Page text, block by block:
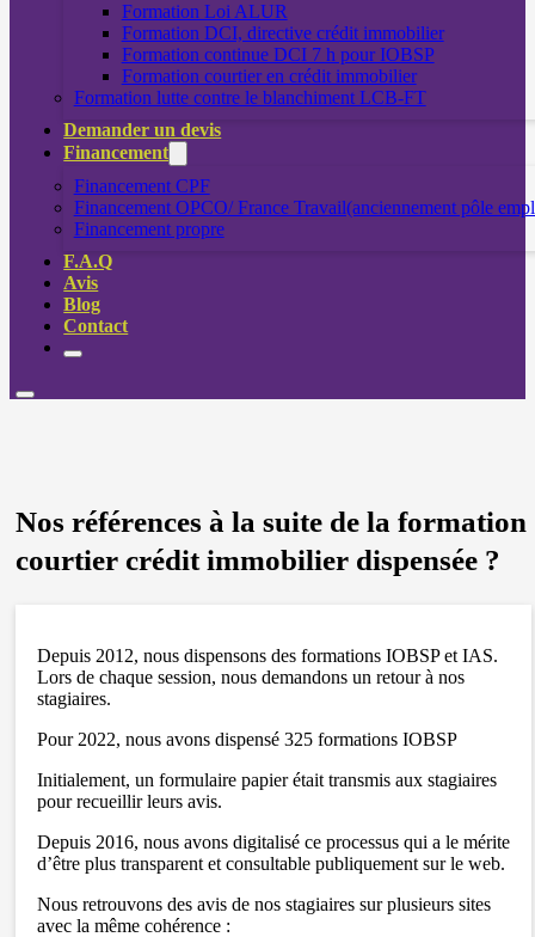
Formation Loi ALUR
Formation DCI, directive crédit immobilier
Formation continue DCI 7 h pour IOBSP
Formation courtier en crédit immobilier
Formation lutte contre le blanchiment LCB-FT
Demander un devis
Financement
Financement CPF
Financement OPCO/ France Travail(anciennement pôle
Financement propre
F.A.Q
Avis
Blog
Contact
Nos références à la suite de la formation
courtier crédit immobilier dispensée ?
Depuis 2012, nous dispensons des formations IOBSP et IAS.
Lors de chaque session, nous demandons un retour à nos
stagiaires.
Pour 2022, nous avons dispensé 325 formations IOBSP
Initialement, un formulaire papier était transmis aux stagiaires
pour recueillir leurs avis.
Depuis 2016, nous avons digitalisé ce processus qui a le mérite
d’être plus transparent et consultable publiquement sur le web.
Nous retrouvons des avis de nos stagiaires sur plusieurs sites
avec la même cohérence :